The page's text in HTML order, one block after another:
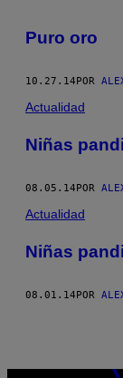
Puro oro
10.27.14POR
Actualidad
Niñas
08.05.14POR
Actualidad
Niñas
08.01.14POR